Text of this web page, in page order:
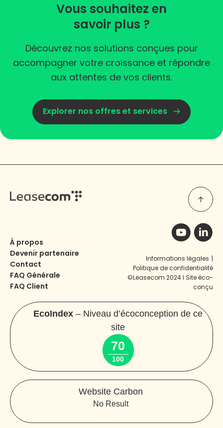
Vous souhaitez en
savoir plus ?
Découvrez nos solutions conçues pour
accompagner votre croissance et répondre
aux attentes de vos clients.
Explorer nos offres et services
À propos
Devenir partenaire
Contact
FAQ Générale
FAQ Client
Informations légales |
Politique de confidentialité
©Leasecom 2024 I Site éco-
conçu
EcoIndex – Niveau d’écoconception de ce
site
70
100
Website Carbon
No Result